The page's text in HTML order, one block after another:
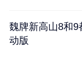
魏牌新高山8和9
动版